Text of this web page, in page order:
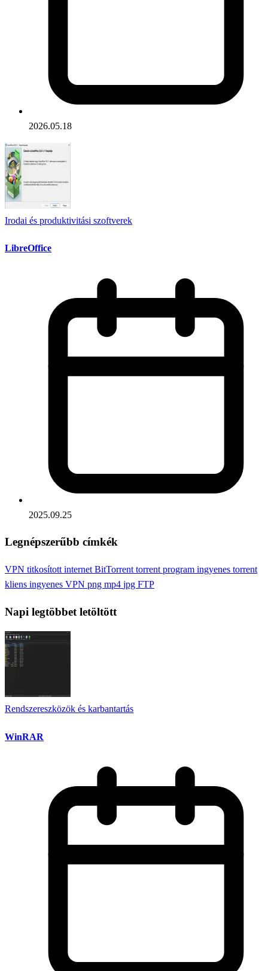
2026.05.18
Irodai és produktivitási szoftverek
LibreOffice
2025.09.25
Legnépszerűbb címkék
VPN titkosított internet BitTorrent torrent program ingyenes torrent
kliens ingyenes VPN png mp4 jpg FTP
Napi legtöbbet letöltött
Rendszereszközök és karbantartás
WinRAR